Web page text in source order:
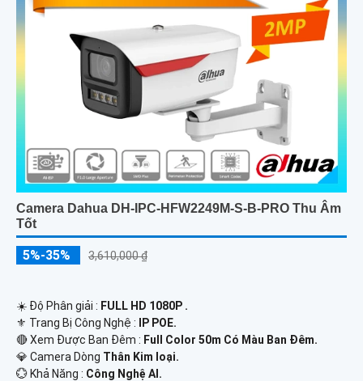
Camera Dahua DH-IPC-HFW2249M-S-B-PRO Thu Âm
Tốt
5%-35% 3,610,000 ₫
☀️ Độ Phân giải : FULL HD 1080P .
⚜️ Trang Bị Công Nghệ :
IP POE.
🔴 Xem Được Ban Đêm : Full Color 50m Có Màu Ban Ðêm.
💎 Camera Dòng Thân Kim loại.
️💮 Khả Năng : Công Nghệ AI.